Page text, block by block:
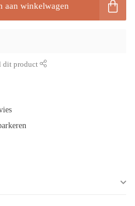
aan winkelwagen
dit product